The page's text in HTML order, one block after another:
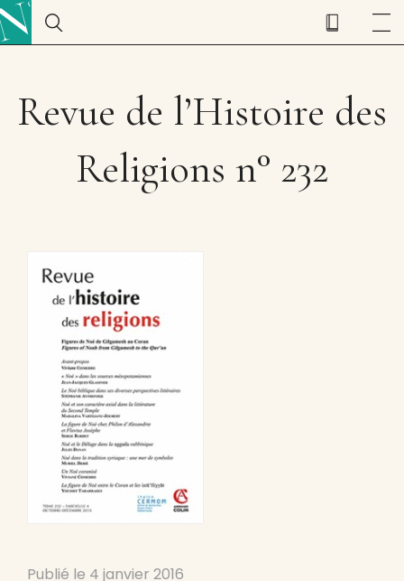
Revue de l’Histoire des
Religions n° 232
Publié le 4 janvier 2016